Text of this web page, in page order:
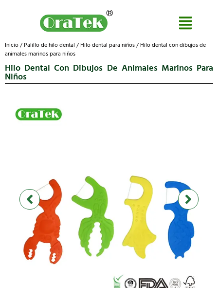
Inicio/ Palillo de hilo dental / Hilo dental para niños/ Hilo dental con dibujos de
animales marinos para niños
Hilo Dental Con Dibujos De Animales Marinos Para
Niños